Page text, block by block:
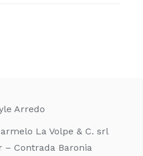
La Volpe & C. srl
– Contrada Baronia